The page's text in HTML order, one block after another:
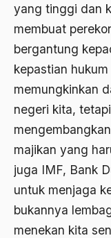
yang tinggi dan
membuat
bergantung
kepastian hukum
memungkinkan
negeri kita,
majikan yang
juga IMF, Bank
untuk menjaga
bukannya
menekan kita
Alternatif Moral
Alternatif Nilai
Alternatif Politis
Alumni Sayid Al-
Alvin W. Gouldner
Amangkurat
Amar Ma'ruf Nahi
Ambivalen